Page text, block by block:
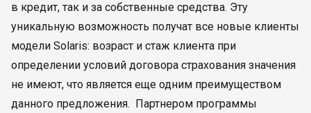
в кредит, так и за собственные средства. Эту
уникальную возможность получат все новые клиенты
модели Solaris: возраст и стаж клиента при
определении условий договора страхования значения
не имеют, что является еще одним преимуществом
данного предложения. Партнером программы